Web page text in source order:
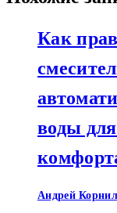
Как
воды
Андрей